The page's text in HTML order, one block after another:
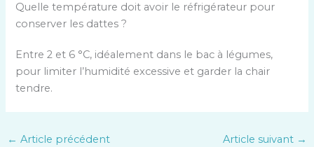
Quelle température doit avoir le réfrigérateur pour
conserver les dattes ?
Entre 2 et 6 °C, idéalement dans le bac à légumes,
pour limiter l’humidité excessive et garder la chair
tendre.
← Article précédent Article suivant →